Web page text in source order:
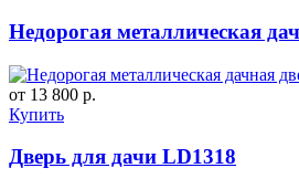
Недорогая металлическая
от 13 800 р.
Купить
Дверь для дачи LD1318